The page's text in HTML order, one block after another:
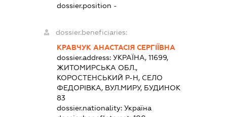
dossier.position -
dossier.beneficiaries:
КРАВЧУК АНАСТАСІЯ СЕРГІЇВНА
dossier.address: УКРАЇНА, 11699,
ЖИТОМИРСЬКА ОБЛ.,
КОРОСТЕНСЬКИЙ Р-Н, СЕЛО
ФЕДОРІВКА, ВУЛ.МИРУ, БУДИНОК
83
dossier.nationality: Україна